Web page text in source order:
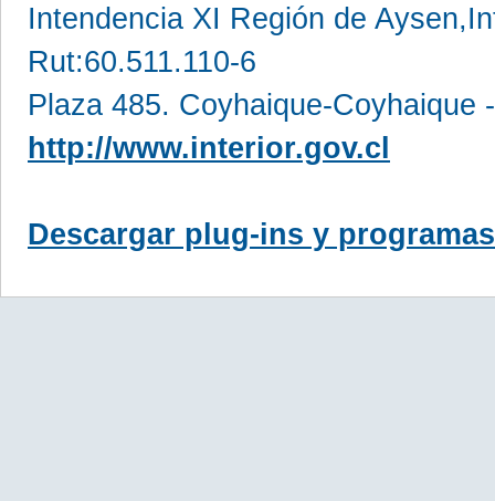
Intendencia XI Región de
Rut:60.511.110-6
Plaza 485. Coyhaique-Coyhaique
http://www.interior.gov.cl
Descargar plug-ins y